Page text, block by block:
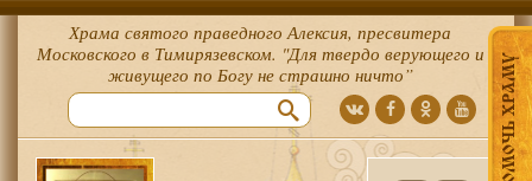
ПОМОЧЬ ХРАМУ
Храма святого праведного Алексия, пресвитера
Московского в Тимирязевском. "Для твердо верующего и
живущего по Богу не страшно ничто”